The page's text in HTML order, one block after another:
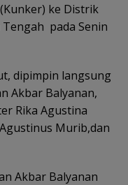
ke Distrik
pada Senin
dipimpin langsung
Akbar Balyanan,
Rika Agustina
Murib,dan
Akbar Balyanan